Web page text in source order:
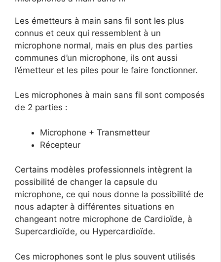
Les émetteurs à main sans fil sont les plus
connus et ceux qui ressemblent à un
microphone normal, mais en plus des parties
communes d’un microphone, ils ont aussi
l’émetteur et les piles pour le faire fonctionner.
Les microphones à main sans fil sont composés
de 2 parties :
Microphone + Transmetteur
Récepteur
Certains modèles professionnels intègrent la
possibilité de changer la capsule du
microphone, ce qui nous donne la possibilité de
nous adapter à différentes situations en
changeant notre microphone de Cardioïde, à
Supercardioïde, ou Hypercardioïde.
Ces microphones sont le plus souvent utilisés